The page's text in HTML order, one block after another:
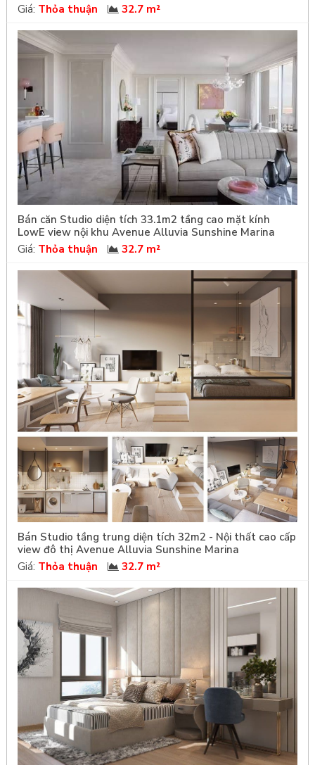
Giá: Thỏa thuận 32.7 m²
Bán căn Studio diện tích 33.1m2 tầng cao mặt kính
LowE view nội khu Avenue Alluvia Sunshine Marina
Giá: Thỏa thuận 32.7 m²
Bán Studio tầng trung diện tích 32m2 - Nội thất cao cấp
view đô thị Avenue Alluvia Sunshine Marina
Giá: Thỏa thuận 32.7 m²